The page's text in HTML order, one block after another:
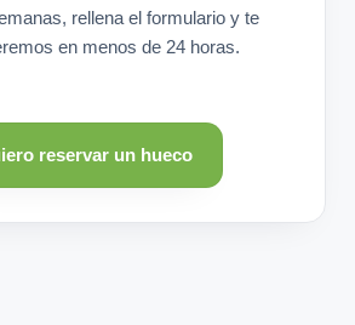
rellena el formulario y te
en menos de 24 horas.
reservar un hueco